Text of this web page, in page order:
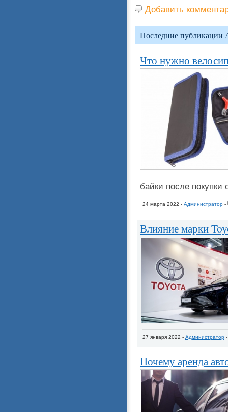
Добавить
Последние публикации
Что нужно
байки после
24 марта 2022 - Администратор -
Влияние марки
27 января 2022 - Администратор
Почему аренда